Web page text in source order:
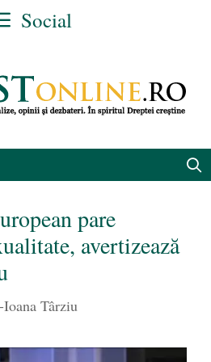
Social
pare
avertizează
Târziu